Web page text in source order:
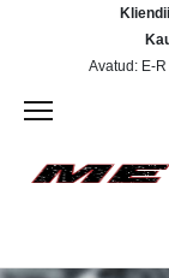
Avatud: E-